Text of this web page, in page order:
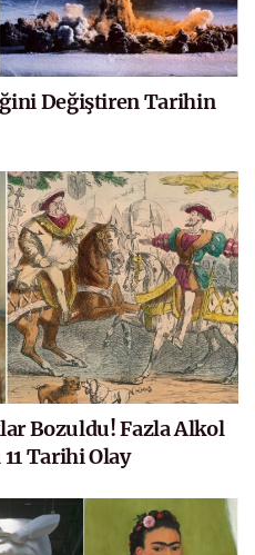
Değiştiren Tarihin
Bozuldu! Fazla Alkol
Tarihi Olay